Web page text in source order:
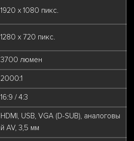
1920 x 1080 пикс.
1280 x 720 пикс.
3700 люмен
2000:1
16:9 / 4:3
HDMI, USB, VGA (D-SUB), аналоговы
й AV, 3,5 мм